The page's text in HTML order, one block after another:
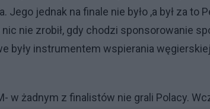
Jego jednak na finale nie było ,a był za to
nie zrobił, gdy chodzi sponsorowanie
były instrumentem wspierania
w żadnym z finalistów nie grali Polacy.